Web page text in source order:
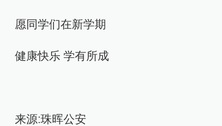
愿同学们在新学期
健康快乐 学有所成
来源:珠晖公安